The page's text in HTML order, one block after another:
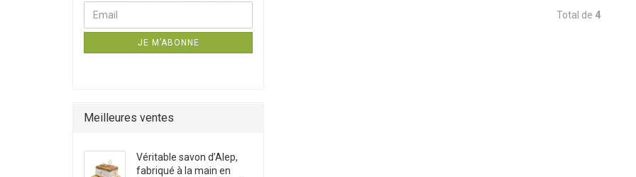
Total de 4
Continuer à la newsletter page d`abonnement
JE M’ABONNE
Meilleures ventes
Véritable savon d’Alep,
fabriqué à la main en